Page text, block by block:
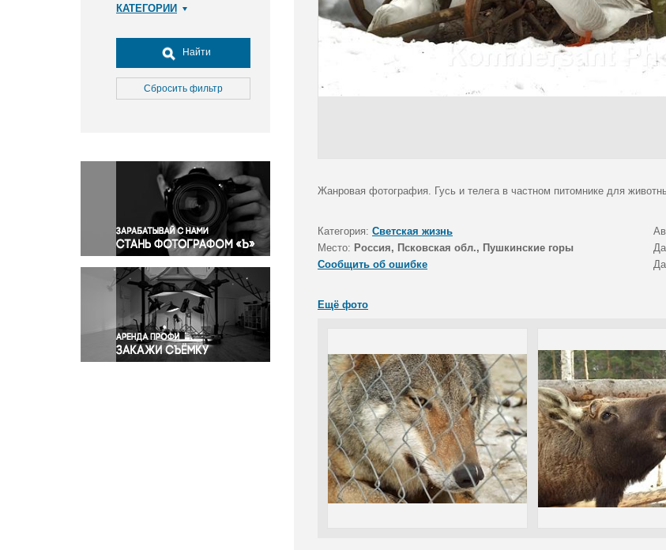
КАТЕГОРИИ
Досуг, туризм и отдых
Культура
Медицина
Окружающая среда
Политика
Правосудие
Происшествия и конфликты
Религия
Светская жизнь
Спорт
Экология
Экономика и бизнес
Найти
Сбросить фильтр
Жанровая фотография. Гусь и телега в частном питомнике для
Категория: Светская жизнь
Место: Россия, Псковская обл., Пушкинские горы
Сообщить об ошибке
Ещё фото